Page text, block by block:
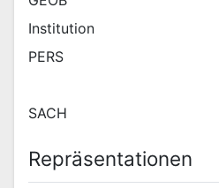
Institution
PERS
SACH
Repräsentationen